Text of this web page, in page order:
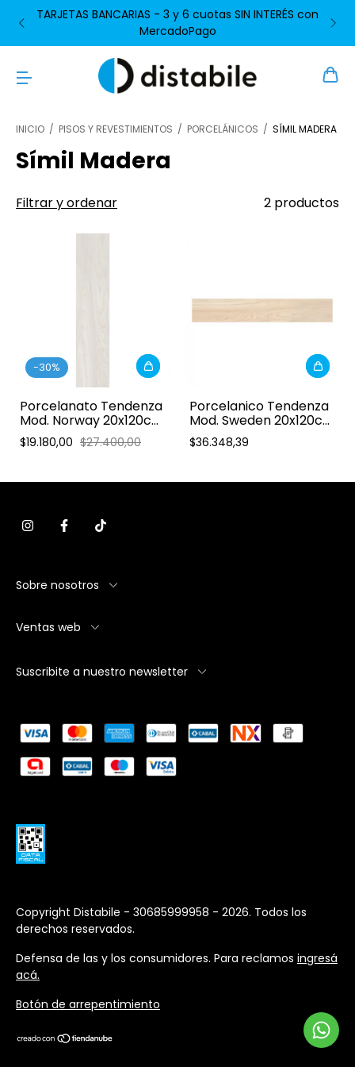
TARJETAS BANCARIAS - 3 y 6 cuotas SIN INTERÉS con
MercadoPago
INICIO / PISOS Y REVESTIMIENTOS / PORCELÁNICOS / SÍMIL MADERA
Símil Madera
Filtrar y ordenar 2 productos
-30%
Porcelanato Tendenza
Mod. Norway 20x120cm
1ra
$19.180,00 $27.400,00
Porcelanico Tendenza
Mod. Sweden 20x120cm
1ra
$36.348,39
Sobre nosotros
Ventas web
Suscribite a nuestro newsletter
Copyright Distabile - 30685999958 - 2026. Todos los
derechos reservados.
Defensa de las y los consumidores. Para reclamos ingresá
acá.
Botón de arrepentimiento